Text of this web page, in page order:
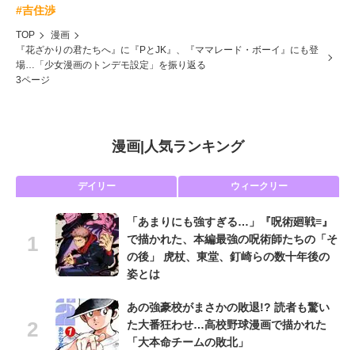
#吉住渉
TOP
漫画
『花ざかりの君たちへ』に『PとJK』、『ママレード・ボーイ』にも登
場…「少女漫画のトンデモ設定」を振り返る
3ページ
漫画| 人気ランキング
デイリー ウィークリー
「あまりにも強すぎる…」『呪術廻戦≡』
で描かれた、本編最強の呪術師たちの「そ
の後」 虎杖、東堂、釘崎らの数十年後の
姿とは
あの強豪校がまさかの敗退!? 読者も驚い
た大番狂わせ…高校野球漫画で描かれた
「大本命チームの敗北」